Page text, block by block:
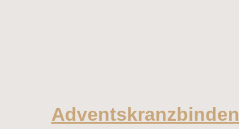
Adventskranzbinden